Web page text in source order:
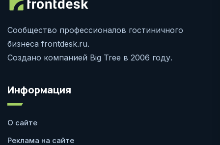
Сообщество профессионалов гостиничного
бизнеса frontdesk.ru.
Создано компанией Big Tree в 2006 году.
Информация
О сайте
Реклама на сайте